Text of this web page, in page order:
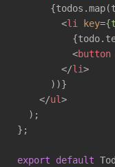
<li key=
<button
</li>
      ))}
</ul>
  );
};
export default